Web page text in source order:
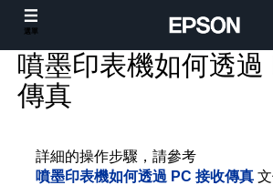
噴墨印表機如何透過
傳真
詳細的操作步驟，請參考
噴墨印表機如何透過 PC 接收傳真